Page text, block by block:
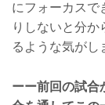
にフォーカスで
りしないと分
るような気がし
ーー前回の試合